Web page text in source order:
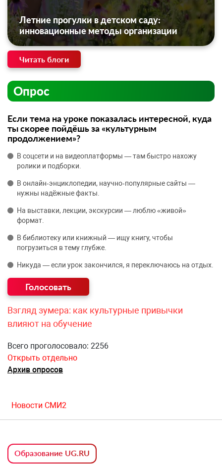
Летние прогулки в детском саду:
инновационные методы организации
Читать блоги
Опрос
Если тема на уроке показалась интересной, куда
ты скорее пойдёшь за «культурным
продолжением»?
В соцсети и на видеоплатформы — там быстро нахожу
ролики и подборки.
В онлайн‑энциклопедии, научно‑популярные сайты —
нужны надёжные факты.
На выставки, лекции, экскурсии — люблю «живой»
формат.
В библиотеку или книжный — ищу книгу, чтобы
погрузиться в тему глубже.
Никуда — если урок закончился, я переключаюсь на отдых.
Взгляд зумера: как культурные привычки
влияют на обучение
Всего проголосовало: 2256
Открыть отдельно
Архив опросов
Новости СМИ2
Образование UG.RU